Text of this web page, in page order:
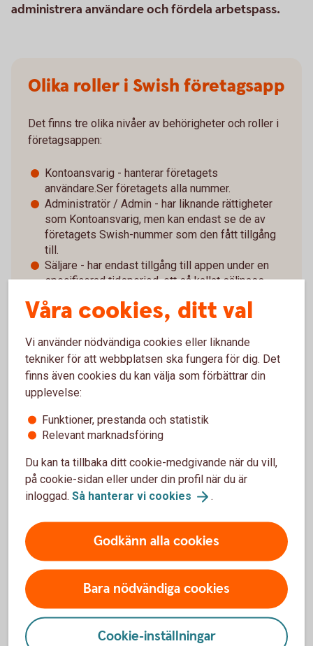
administrera användare och fördela arbetspass.
Olika roller i Swish företagsapp
Det finns tre olika nivåer av behörigheter och roller i
företagsappen:
Kontoansvarig - hanterar företagets
användare.Ser företagets alla nummer.
Administratör / Admin - har liknande rättigheter
som Kontoansvarig, men kan endast se de av
företagets Swish-nummer som den fått tillgång
till.
Säljare - har endast tillgång till appen under en
specificerad tidsperiod, ett så kallat säljpass.
Det kan ni göra med Swish
företagsapp
Administrera användare och fördela arbetspass
Se inkommande betalningar
Mer information om Swish
företagsapp
Våra cookies, ditt val
Vi använder nödvändiga cookies eller liknande
tekniker för att webbplatsen ska fungera för dig. Det
finns även cookies du kan välja som förbättrar din
upplevelse:
Funktioner, prestanda och statistik
Relevant marknadsföring
Du kan ta tillbaka ditt cookie-medgivande när du vill,
på cookie-sidan eller under din profil när du är
inloggad. Så hanterar vi cookies .
Godkänn alla cookies
Bara nödvändiga cookies
Cookie-inställningar